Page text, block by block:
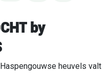
by
heuvels valt